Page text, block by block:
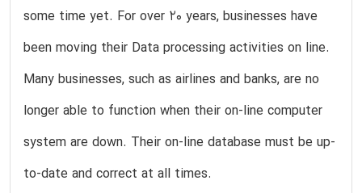
some time yet. For over 20 years, businesses have
been moving their Data processing activities on line.
Many businesses, such as airlines and banks, are no
longer able to function when their on-line computer
system are down. Their on-line database must be up-
to-date and correct at all times.